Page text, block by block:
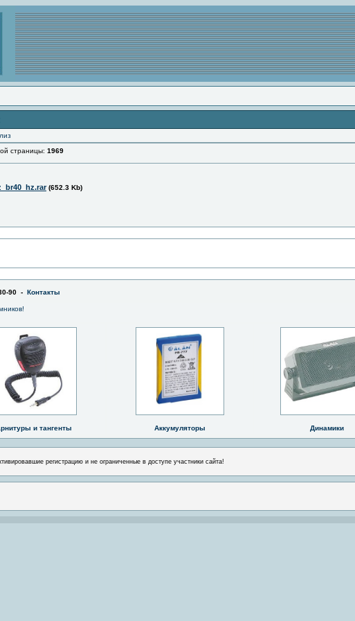
страницы: 1969
(652.3 Kb)
90 - Контакты
и тангенты Аккумуляторы Динамики
регистрацию и не ограниченные в доступе участники сайта!